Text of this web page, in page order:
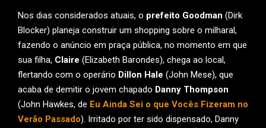
Nos dias considerados atuais, o prefeito Goodman (Dirk
Blocker) planeja construir um shopping sobre o milharal,
fazendo o anúncio em praça pública, no momento em que
sua filha, Claire (Elizabeth Barondes), chega ao local,
flertando com o operário Dillon Hale (John Mese), que
acaba de demitir o jovem chapado Danny Thompson
(John Hawkes, de Eu Ainda Sei o que Vocês Fizeram no
Verão Passado). Irritado por ter sido dispensado, Danny